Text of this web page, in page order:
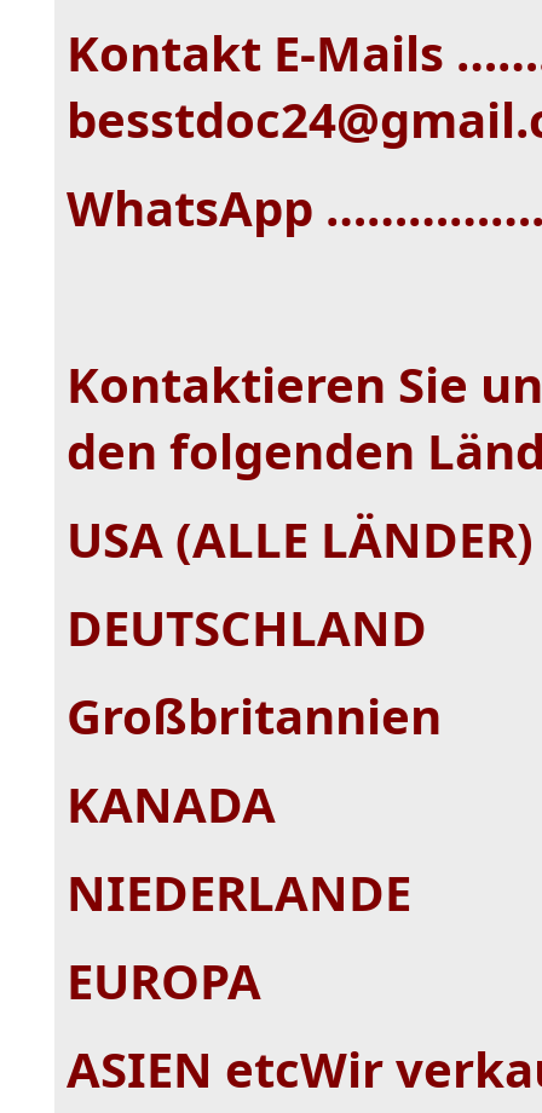
Kontakt E-Mails
WhatsApp
Kontaktieren Sie
den folgenden
USA (ALLE LÄNDER)
DEUTSCHLAND
Großbritannien
KANADA
NIEDERLANDE
EUROPA
ASIEN etcWir